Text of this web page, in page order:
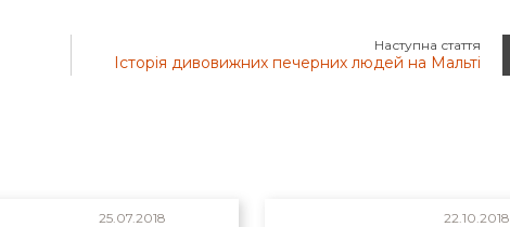
Наступна стаття
Історія дивовижних печерних людей на Мальті
25.07.2018 22.10.2018